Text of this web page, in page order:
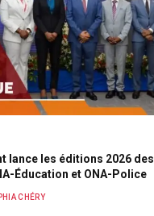
lance les éditions 2026 des
Éducation et ONA-Police
CHÉRY